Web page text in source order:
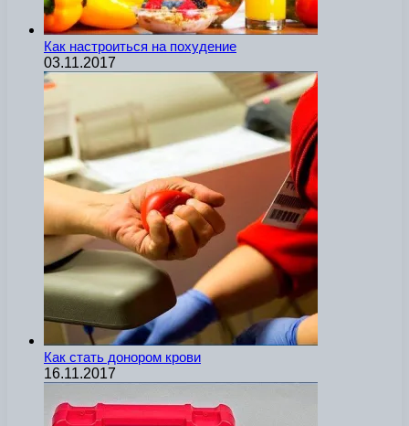
Как настроиться на похудение
03.11.2017
Как стать донором крови
16.11.2017